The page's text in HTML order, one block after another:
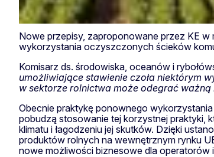
Nowe przepisy, zaproponowane przez KE
wykorzystania oczyszczonych ścieków
Komisarz ds. środowiska, oceanów i
umożliwiające stawienie czoła niektórym
w sektorze rolnictwa może odegrać
Obecnie praktykę ponownego
pobudzą stosowanie tej korzystnej praktyki,
klimatu i łagodzeniu jej skutków. Dzięki
produktów rolnych na wewnętrznym rynku
nowe możliwości biznesowe dla operatorów